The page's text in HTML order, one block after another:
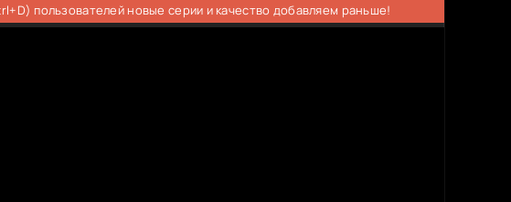
пользователей новые серии и качество добавляем раньше!